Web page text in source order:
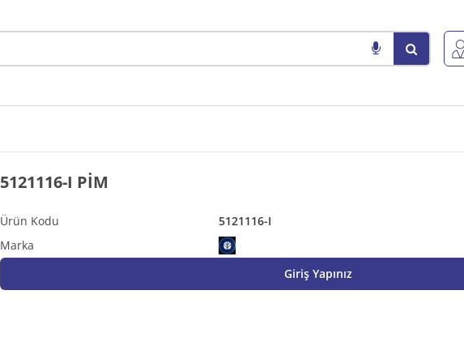
5121116-I
5121116-I PİM
Giriş Yapınız